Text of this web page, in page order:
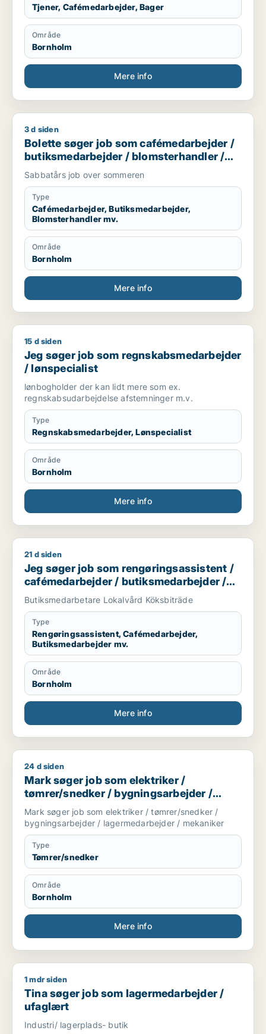
Tjener, Cafémedarbejder, Bager
Område
Bornholm
Mere info
Bolette søger job som cafémedarbejder /
3 d siden
Bolette søger job som cafémedarbejder /
butiksmedarbejder / blomsterhandler /
hotelmedarbejder
Sabbatårs job over sommeren
Type
Cafémedarbejder, Butiksmedarbejder,
Blomsterhandler mv.
Område
Bornholm
Mere info
Jeg søger job som regnskabsmedarbejder / lønspecialist
15 d siden
Jeg søger job som regnskabsmedarbejder
/ lønspecialist
lønbogholder der kan lidt mere som ex.
regnskabsudarbejdelse afstemninger m.v.
Type
Regnskabsmedarbejder, Lønspecialist
Område
Bornholm
Mere info
Jeg søger job som rengøringsassistent / cafémedarbejder
21 d siden
Jeg søger job som rengøringsassistent /
cafémedarbejder / butiksmedarbejder /
hotelmedarbejder
Butiksmedarbetare Lokalvård Köksbiträde
Type
Rengøringsassistent, Cafémedarbejder,
Butiksmedarbejder mv.
Område
Bornholm
Mere info
Mark søger job som elektriker / tømrer/snedker /
24 d siden
Mark søger job som elektriker /
tømrer/snedker / bygningsarbejder /
lagermedarbejder / mekaniker
Mark søger job som elektriker / tømrer/snedker /
bygningsarbejder / lagermedarbejder / mekaniker
Type
Tømrer/snedker
Område
Bornholm
Mere info
Tina søger job som lagermedarbejder / ufaglært
1 mdr siden
Tina søger job som lagermedarbejder /
ufaglært
Industri/ lagerplads- butik